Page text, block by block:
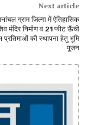
Next article
ग्राम जिल्गा में ऐतिहासिक
मंदिर निर्माण व 21 फीट ऊँची
प्रतिमाओं की स्थापना हेतु भूमि
पूजन